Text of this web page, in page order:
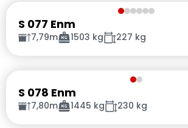
S 077 Enm
7,79m 1503 kg 227 kg
S 078 Enm
7,80m 1445 kg 230 kg